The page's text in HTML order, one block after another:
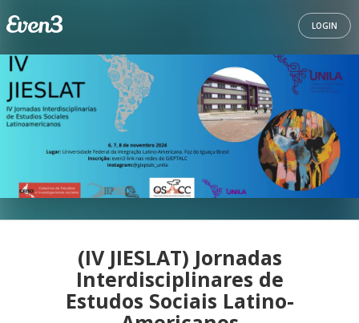
LOGIN
(IV JIESLAT) Jornadas
Interdisciplinares de
Estudos Sociais Latino-